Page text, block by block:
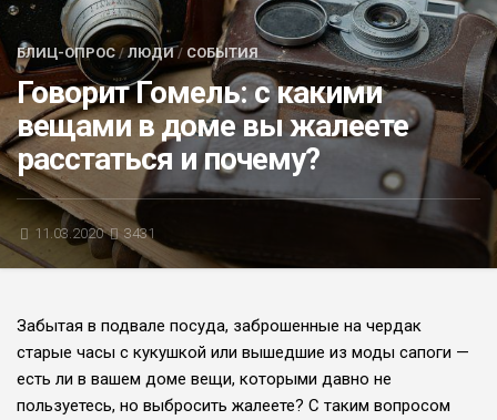
БЛИЦ-ОПРОС
АФИША
БЛИЦ-ОПРОС/ ЛЮДИ/ СОБЫТИЯ
Говорит Гомель: с какими
вещами в доме вы жалеете
расстаться и почему?
11.03.2020 3431
Забытая в подвале посуда, заброшенные на чердак
старые часы с кукушкой или вышедшие из моды сапоги —
есть ли в вашем доме вещи, которыми давно не
пользуетесь, но выбросить жалеете? С таким вопросом